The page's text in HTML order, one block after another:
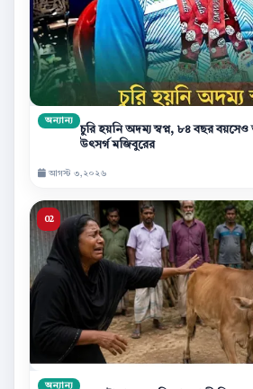
অন্যান্য
চুরি হয়নি অদম্য স্বপ্ন, ৮৪ বছর
উৎসর্গ মজিবুরের
আগস্ট ৩,২০২৬
অন্যান্য